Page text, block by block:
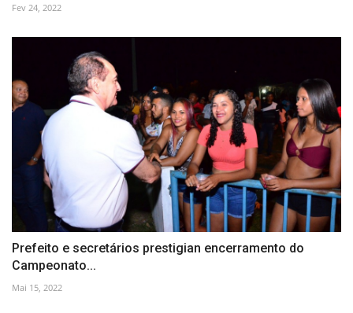
Fev 24, 2022
Prefeito e secretários prestigian encerramento do
Campeonato...
Mai 15, 2022